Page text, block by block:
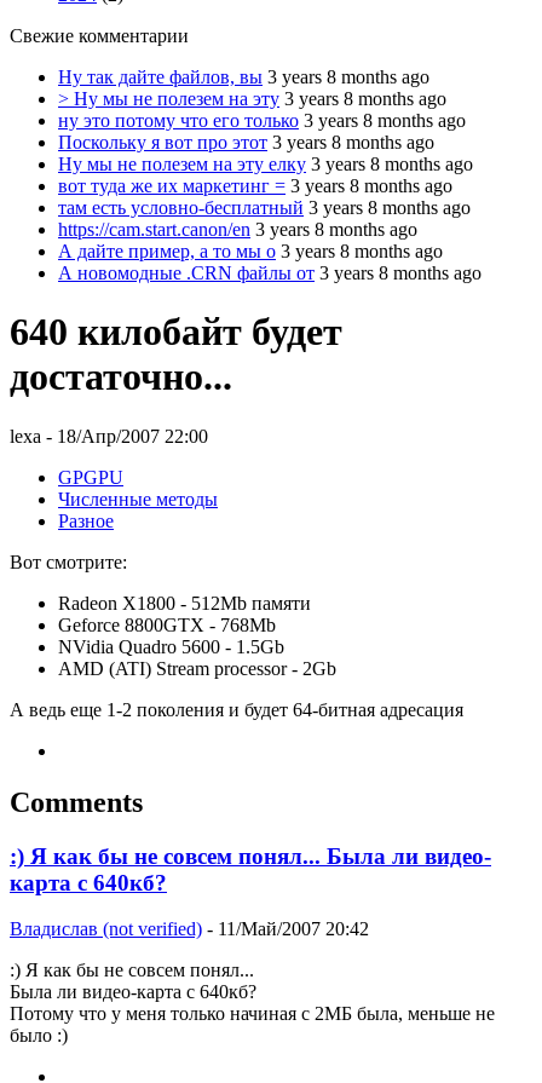
Свежие комментарии
Ну так дайте файлов, вы 3 years 8 months ago
> Ну мы не полезем на эту 3 years 8 months ago
ну это потому что его только 3 years 8 months ago
Поскольку я вот про этот 3 years 8 months ago
Ну мы не полезем на эту елку 3 years 8 months ago
вот туда же их маркетинг = 3 years 8 months ago
там есть условно-бесплатный 3 years 8 months ago
https://cam.start.canon/en 3 years 8 months ago
А дайте пример, а то мы о 3 years 8 months ago
А новомодные .CRN файлы от 3 years 8 months ago
640 килобайт будет
достаточно...
lexa - 18/Апр/2007 22:00
GPGPU
Численные методы
Разное
Вот смотрите:
Radeon X1800 - 512Mb памяти
Geforce 8800GTX - 768Mb
NVidia Quadro 5600 - 1.5Gb
AMD (ATI) Stream processor - 2Gb
А ведь еще 1-2 поколения и будет 64-битная адресация
Comments
:) Я как бы не совсем понял... Была ли видео-
карта с 640кб?
Владислав (not verified) - 11/Май/2007 20:42
:) Я как бы не совсем понял...
Была ли видео-карта с 640кб?
Потому что у меня только начиная с 2МБ была, меньше не
было :)